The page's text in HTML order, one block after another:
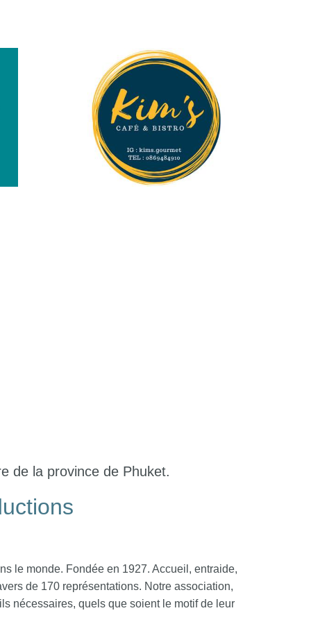
de la province de Phuket.
le monde. Fondée en 1927. Accueil, entraide,
de 170 représentations. Notre association,
nécessaires, quels que soient le motif de leur